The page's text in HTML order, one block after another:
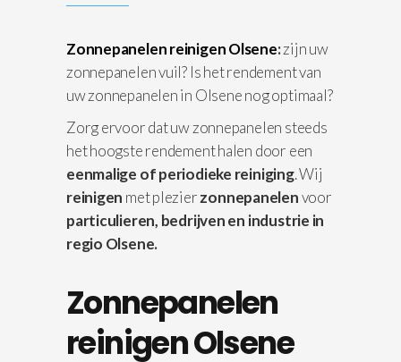
Zonnepanelen reinigen Olsene:zijn uw
zonnepanelen vuil? Is het rendement van
uw zonnepanelen in Olsene nog optimaal?
Zorg ervoor dat uw zonnepanelen steeds
het hoogste rendement halen door een
eenmalige of periodieke reiniging. Wij
reinigen met plezierzonnepanelenvoor
particulieren, bedrijven en industrie in
regio Olsene.
Zonnepanelen
reinigen Olsene